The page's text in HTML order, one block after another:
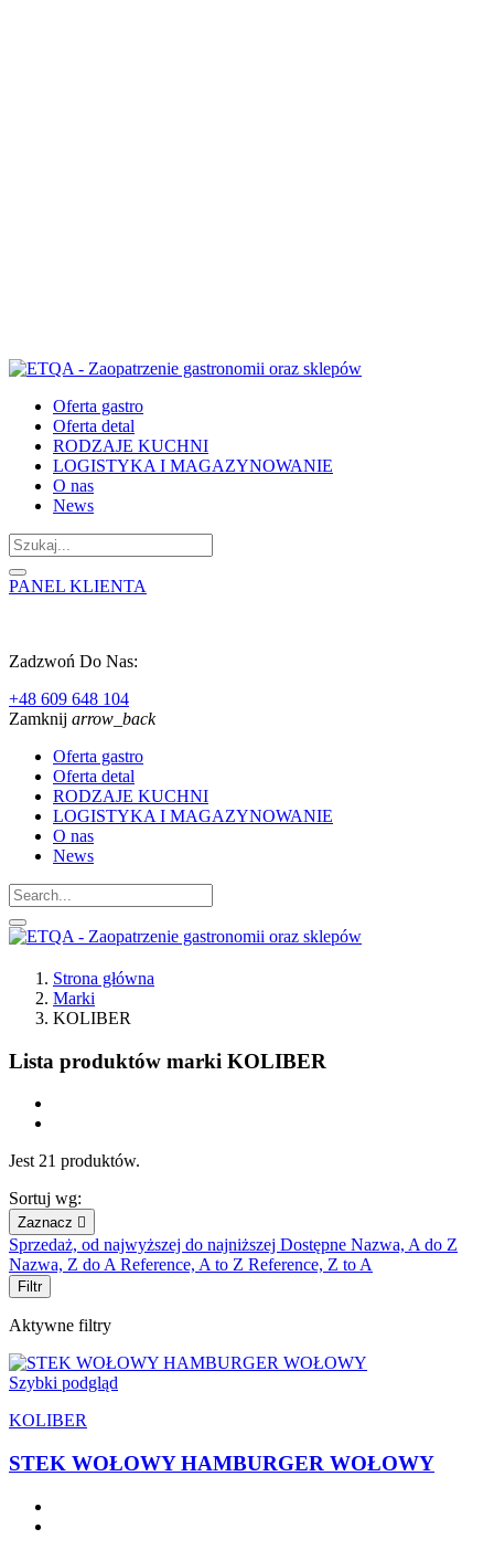
Oferta gastro
Oferta detal
RODZAJE KUCHNI
LOGISTYKA I MAGAZYNOWANIE
O nas
News
PANEL KLIENTA
Zadzwoń Do Nas:
+48 609 648 104
Zamknij arrow_back
Oferta gastro
Oferta detal
RODZAJE KUCHNI
LOGISTYKA I MAGAZYNOWANIE
O nas
News
Strona główna
Marki
KOLIBER
Lista produktów marki KOLIBER
Jest 21 produktów.
Sortuj wg:
Zaznacz 
Sprzedaż, od najwyższej do najniższej Dostępne Nazwa, A do Z
Nazwa, Z do A Reference, A to Z Reference, Z to A
Filtr
Aktywne filtry
Szybki podgląd
KOLIBER
STEK WOŁOWY HAMBURGER WOŁOWY